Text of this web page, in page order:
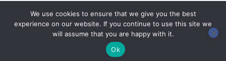
Copyright © 2026 LES ANNALES DES MINES | Powered byThème WordPress Astra
We use cookies to ensure that we give you the best
experience on our website. If you continue to use this site we
will assume that you are happy with it.
Ok